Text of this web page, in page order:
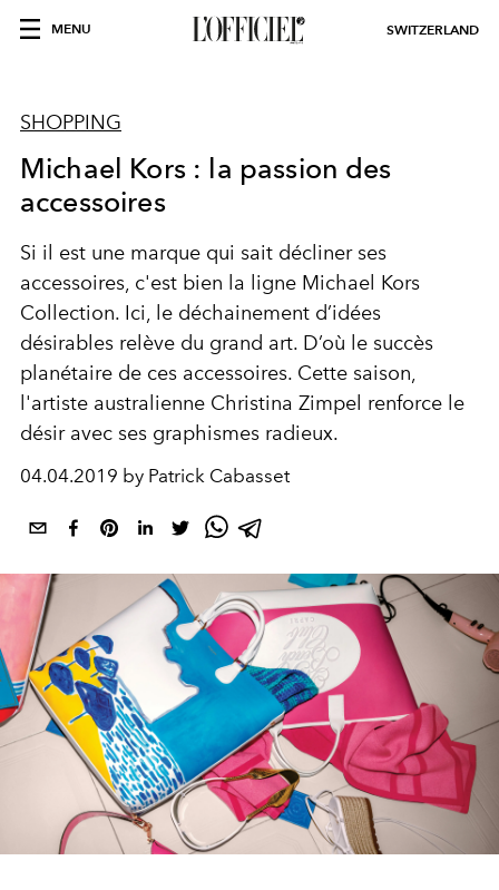
MENU SWITZERLAND
SHOPPING
Michael Kors : la passion des
accessoires
Si il est une marque qui sait décliner ses
accessoires, c'est bien la ligne Michael Kors
Collection. Ici, le déchainement d’idées
désirables relève du grand art. D’où le succès
planétaire de ces accessoires. Cette saison,
l'artiste australienne Christina Zimpel renforce le
désir avec ses graphismes radieux.
04.04.2019 by Patrick Cabasset